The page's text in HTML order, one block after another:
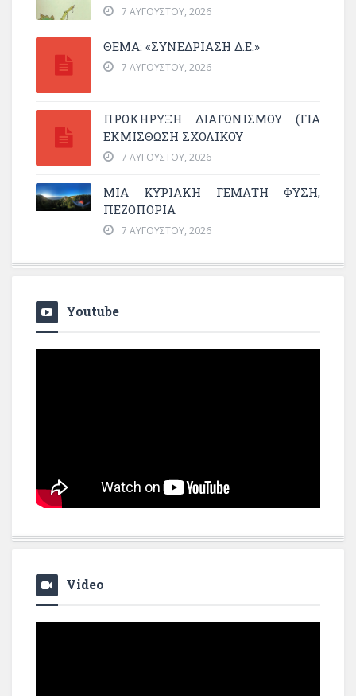
7 ΑΥΓΟΎΣΤΟΥ, 2026
ΘΕΜΑ: «ΣΥΝΕΔΡΊΑΣΗ Δ.Ε.»
7 ΑΥΓΟΎΣΤΟΥ, 2026
ΠΡΟΚΗΡΥΞΗ ΔΙΑΓΩΝΙΣΜΟΥ (ΓΙΑ
ΕΚΜΊΣΘΩΣΗ ΣΧΟΛΙΚΟΎ
7 ΑΥΓΟΎΣΤΟΥ, 2026
ΜΙΑ ΚΥΡΙΑΚΉ ΓΕΜΆΤΗ ΦΎΣΗ,
ΠΕΖΟΠΟΡΊΑ
7 ΑΥΓΟΎΣΤΟΥ, 2026
Youtube
Video